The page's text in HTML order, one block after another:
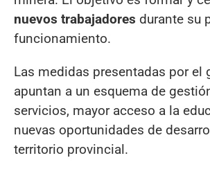
nuevos trabajadores durante su
funcionamiento.
Las medidas presentadas por el
apuntan a un esquema de
servicios, mayor acceso a la
nuevas oportunidades de
territorio provincial.